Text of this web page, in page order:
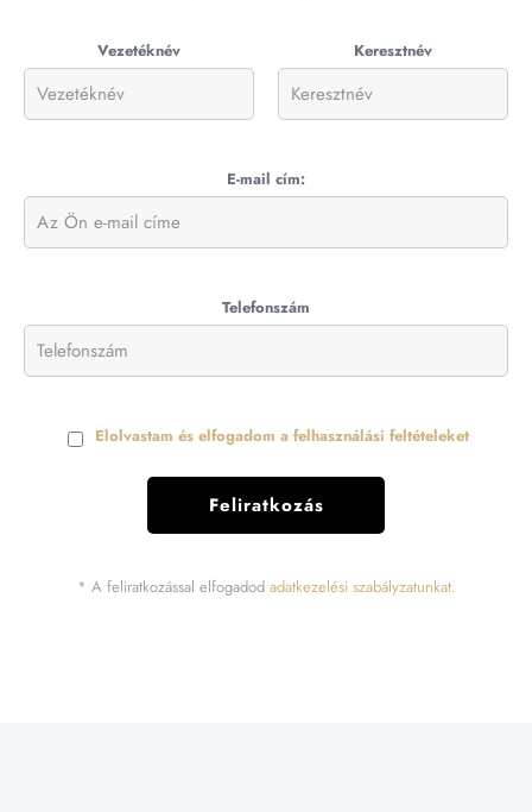
Vezetéknév Keresztnév
E-mail cím:
Telefonszám
Elolvastam és elfogadom a felhasználási feltételeket
* A feliratkozással elfogadod adatkezelési szabályzatunkat.